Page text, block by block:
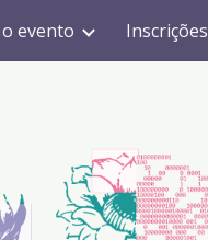
to main content
evento Inscrições